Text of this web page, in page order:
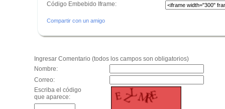
Código Embebido Iframe:
Compartir con un amigo
Ingresar Comentario (todos los campos son obligatorios)
Nombre:
Correo:
Escriba el código
que aparece: